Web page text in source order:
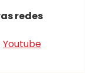
redes
Youtube